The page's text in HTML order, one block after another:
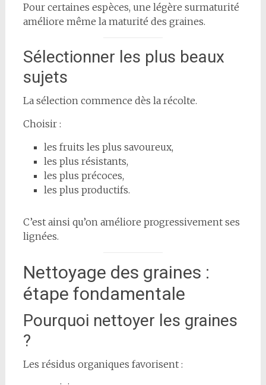
Pour certaines espèces, une légère surmaturité
améliore même la maturité des graines.
Sélectionner les plus beaux
sujets
La sélection commence dès la récolte.
Choisir :
les fruits les plus savoureux,
les plus résistants,
les plus précoces,
les plus productifs.
C’est ainsi qu’on améliore progressivement ses
lignées.
Nettoyage des graines :
étape fondamentale
Pourquoi nettoyer les graines
?
Les résidus organiques favorisent :